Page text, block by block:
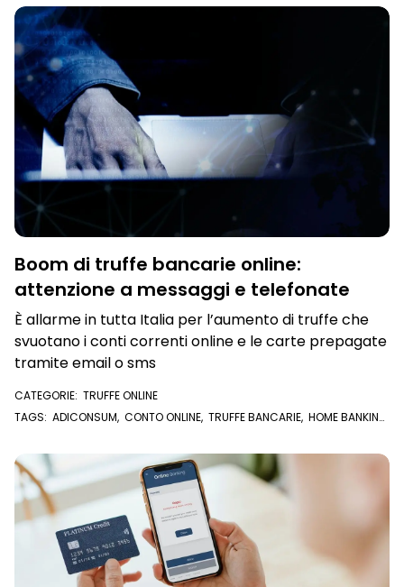
Boom di truffe bancarie online:
attenzione a messaggi e telefonate
È allarme in tutta Italia per l’aumento di truffe che
svuotano i conti correnti online e le carte prepagate
tramite email o sms
CATEGORIE: TRUFFE ONLINE
TAGS: ADICONSUM, CONTO ONLINE, TRUFFE BANCARIE, HOME BANKING